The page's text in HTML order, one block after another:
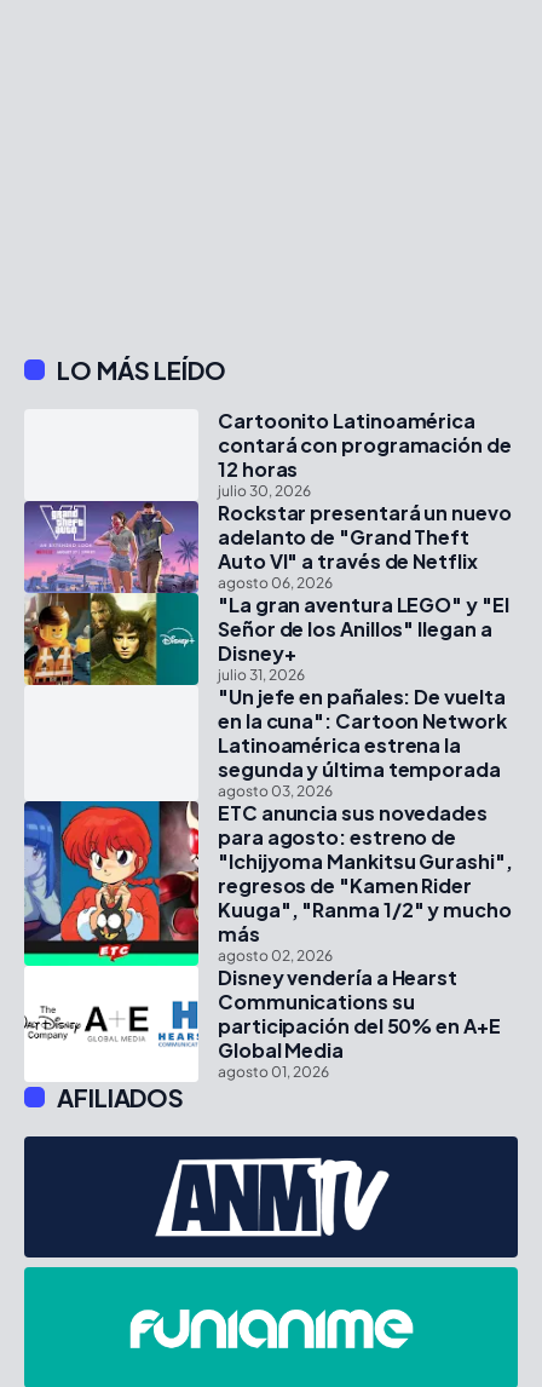
LO MÁS LEÍDO
Cartoonito Latinoamérica
contará con programación de
12 horas
julio 30, 2026
Rockstar presentará un nuevo
adelanto de "Grand Theft
Auto VI" a través de Netflix
agosto 06, 2026
"La gran aventura LEGO" y "El
Señor de los Anillos" llegan a
Disney+
julio 31, 2026
"Un jefe en pañales: De vuelta
en la cuna": Cartoon Network
Latinoamérica estrena la
segunda y última temporada
agosto 03, 2026
ETC anuncia sus novedades
para agosto: estreno de
"Ichijyoma Mankitsu Gurashi",
regresos de "Kamen Rider
Kuuga", "Ranma 1/2" y mucho
más
agosto 02, 2026
Disney vendería a Hearst
Communications su
participación del 50% en A+E
Global Media
agosto 01, 2026
AFILIADOS